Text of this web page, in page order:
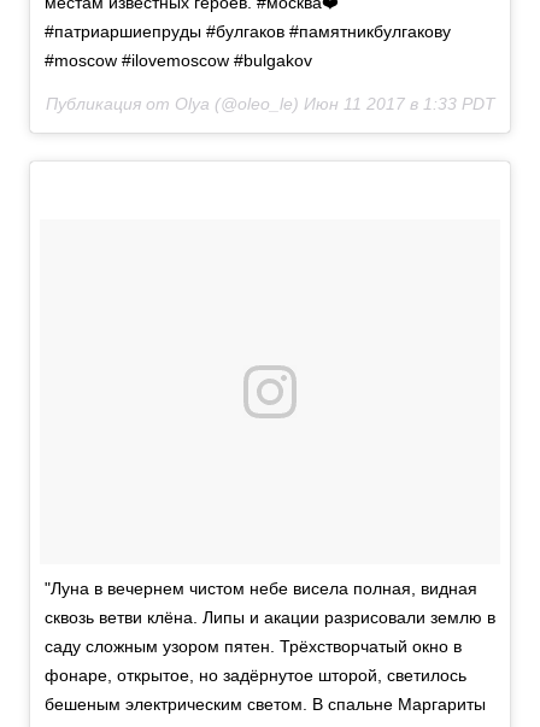
#патриаршиепруды #булгаков #памятникбулгакову
#moscow #ilovemoscow #bulgakov
Публикация от Olya (@oleo_le) Июн 11 2017 в 1:33 PDT
"Луна в вечернем чистом небе висела полная, видная
сквозь ветви клёна. Липы и акации разрисовали землю в
саду сложным узором пятен. Трёхстворчатый окно в
фонаре, открытое, но задёрнутое шторой, светилось
бешеным электрическим светом. В спальне Маргариты